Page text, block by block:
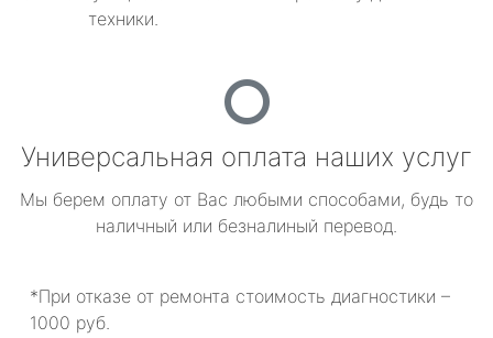
техники.
Универсальная оплата наших услуг
Мы берем оплату от Вас любыми способами, будь то
наличный или безналиный перевод.
*При отказе от ремонта стоимость диагностики –
1000 руб.